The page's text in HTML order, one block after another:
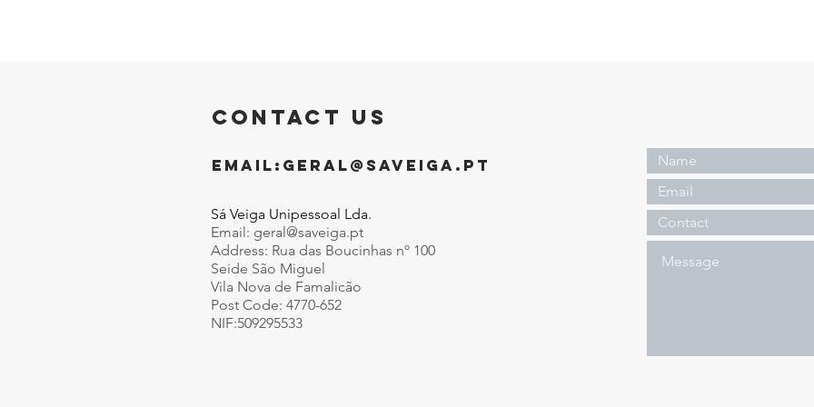
CONTACT US
EMAIL: GERAL@SAVEIGA.PT
Sá Veiga Unipessoal Lda.
Email: geral@saveiga.pt
Address: Rua das Boucinhas nº 100
Seide São Miguel
Vila Nova de Famalicão
Post Code: 4770-652
NIF:509295533